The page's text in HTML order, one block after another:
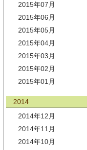
2015年07月
2015年06月
2015年05月
2015年04月
2015年03月
2015年02月
2015年01月
2014
2014年12月
2014年11月
2014年10月